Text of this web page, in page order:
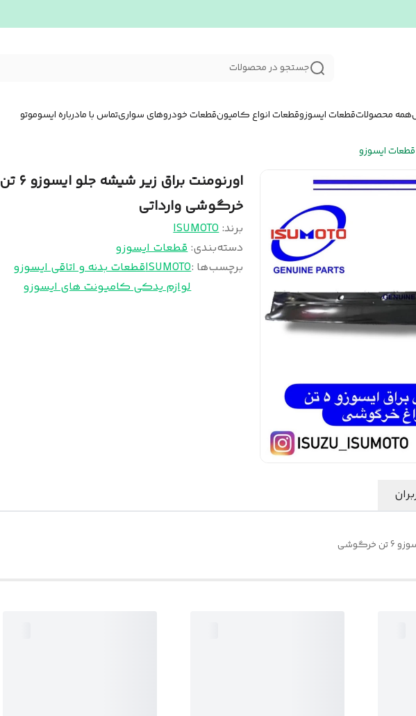
جستجو در محصولات
همه محصولاتقطعات ایسوزوقطعات انواع کامیونقطعات خودروهای سواریتماس با مادرباره ایسوموتو
قطعات ایسوزو
اورنومنت براق زیر شیشه جلو ایسوزو ۶ تن
خرگوشی وارداتی
برند:ISUMOTO
دسته‌بندی:قطعات ایسوزو
برچسب‌ها :ISUMOTOقطعات بدنه و اتاقی ایسوزو
لوازم یدکی کامیونت های ایسوزو